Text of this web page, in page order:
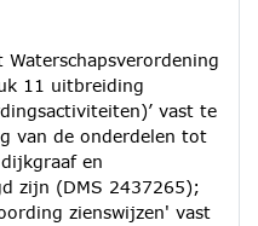
11 uitbreiding
vast te
van de onderdelen tot
en
zijn (DMS 2437265);
zienswijzen' vast